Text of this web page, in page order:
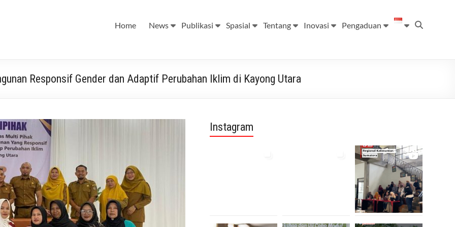
Home News Publikasi Spasial Tentang Inovasi Pengaduan
Responsif Gender dan Adaptif Perubahan Iklim di Kayong Utara
Instagram